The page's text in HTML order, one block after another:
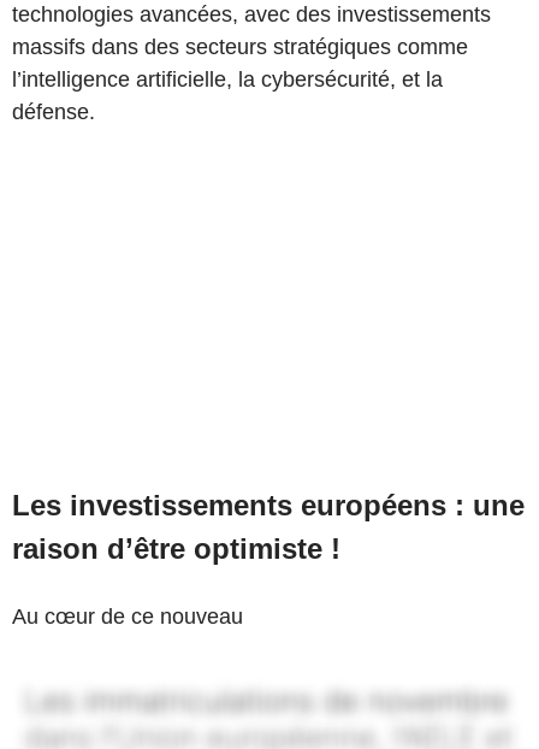
technologies avancées, avec des investissements
massifs dans des secteurs stratégiques comme
l’intelligence artificielle, la cybersécurité, et la
défense.
Les investissements européens : une
raison d’être optimiste !
Au cœur de ce nouveau